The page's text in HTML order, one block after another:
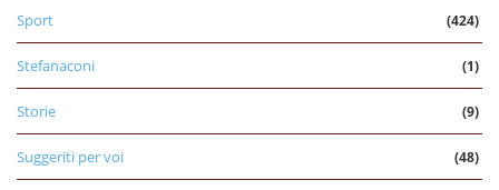
Sport (424)
Stefanaconi (1)
Storie (9)
Suggeriti per voi (48)